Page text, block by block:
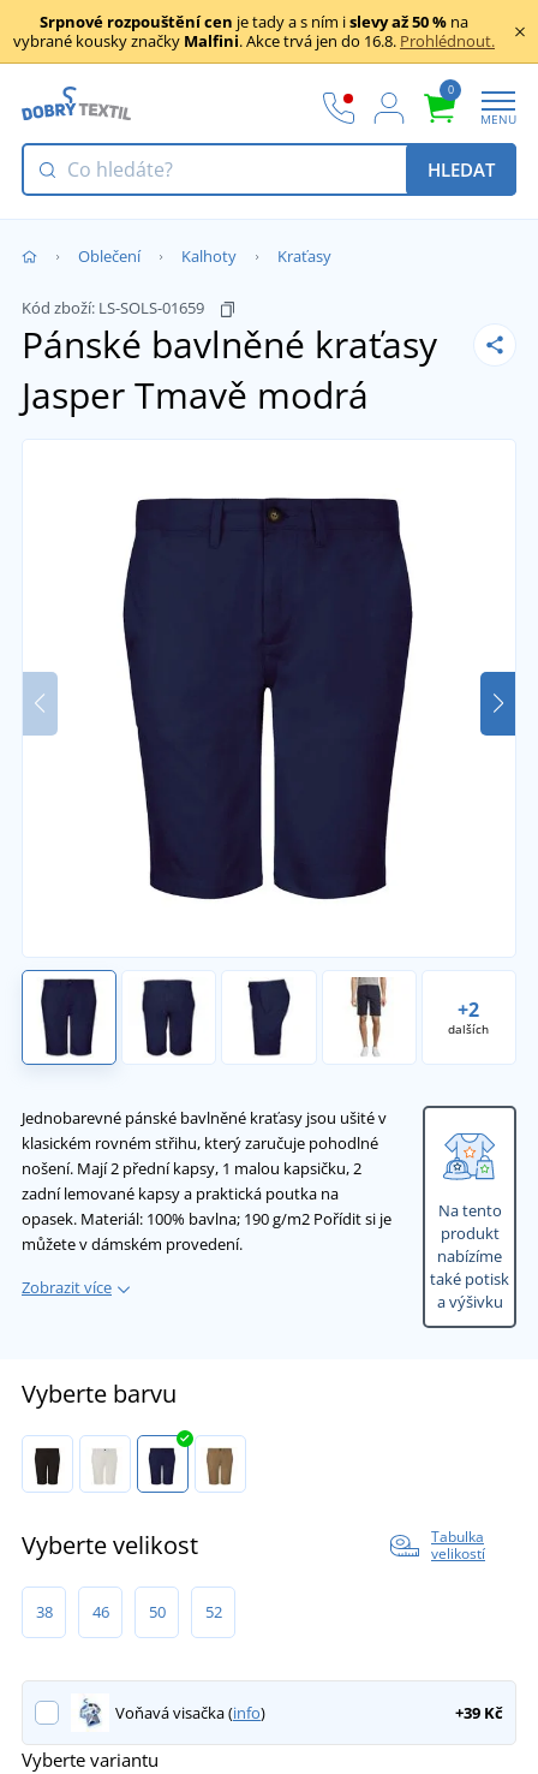
Srpnové rozpouštění cen je tady a s ním islevy až 50 % na
vybrané kousky značky Malfini. Akce trvá jen do 16.8. Prohlédnout.
0
MENU
HLEDAT
Oblečení Kalhoty Kraťasy
Kód zboží: LS-SOLS-01659
Pánské bavlněné kraťasy
JasperTmavě modrá
+2
dalších
Jednobarevné pánské bavlněné kraťasy jsou ušité v
klasickém rovném střihu, který zaručuje pohodlné
nošení. Mají 2 přední kapsy, 1 malou kapsičku, 2
zadní lemované kapsy a praktická poutka na
opasek. Materiál: 100% bavlna; 190 g/m2 Pořídit si je
můžete v dámském provedení.
Zobrazit více
Na tento
produkt
nabízíme
také potisk
a výšivku
Vyberte barvu
Vyberte velikost
Tabulka
velikostí
38 46 50 52
Voňavá visačka (info) +39 Kč
Vyberte variantu